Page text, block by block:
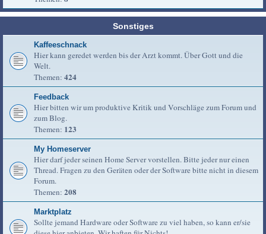
Sonstiges
Kaffeeschnack
Hier kann geredet werden bis der Arzt kommt. Über Gott und die
Welt.
Themen: 424
Feedback
Hier bitten wir um produktive Kritik und Vorschläge zum Forum und
zum Blog.
Themen: 123
My Homeserver
Hier darf jeder seinen Home Server vorstellen. Bitte jeder nur einen
Thread. Fragen zu den Geräten oder der Software bitte nicht in diesem
Forum.
Themen: 208
Marktplatz
Sollte jemand Hardware oder Software zu viel haben, so kann er/sie